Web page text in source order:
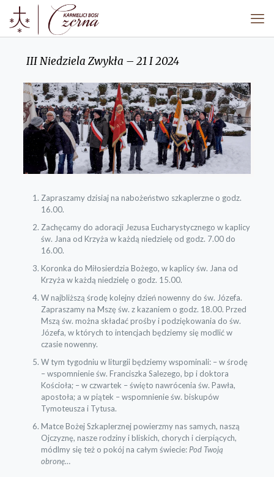
III Niedziela Zwykła – 21 I 2024
Zapraszamy dzisiaj na nabożeństwo szkaplerzne o godz.
16.00.
Zachęcamy do adoracji Jezusa Eucharystycznego w kaplicy
św. Jana od Krzyża w każdą niedzielę od godz. 7.00 do
16.00.
Koronka do Miłosierdzia Bożego, w kaplicy św. Jana od
Krzyża w każdą niedzielę o godz. 15.00.
W najbliższą środę kolejny dzień nowenny do św. Józefa.
Zapraszamy na Mszę św. z kazaniem o godz. 18.00. Przed
Mszą św. można składać prośby i podziękowania do św.
Józefa, w których to intencjach będziemy się modlić w
czasie nowenny.
W tym tygodniu w liturgii będziemy wspominali: – w środę
– wspomnienie św. Franciszka Salezego, bp i doktora
Kościoła; – w czwartek – święto nawrócenia św. Pawła,
apostoła; a w piątek – wspomnienie św. biskupów
Tymoteusza i Tytusa.
Matce Bożej Szkaplerznej powierzmy nas samych, naszą
Ojczyznę, nasze rodziny i bliskich, chorych i cierpiących,
módlmy się też o pokój na całym świecie: Pod Twoją
obronę…